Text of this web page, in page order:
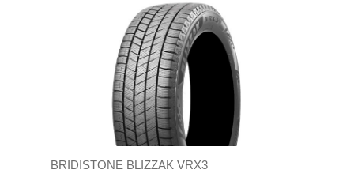
BRIDISTONE BLIZZAK VRX3